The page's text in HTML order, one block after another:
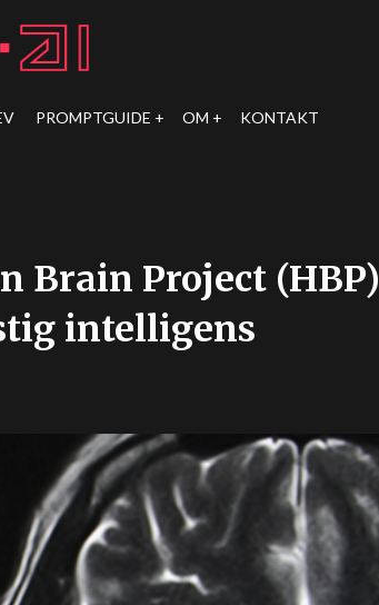
PROMPTGUIDE OM KONTAKT
Brain Project (HBP)
intelligens